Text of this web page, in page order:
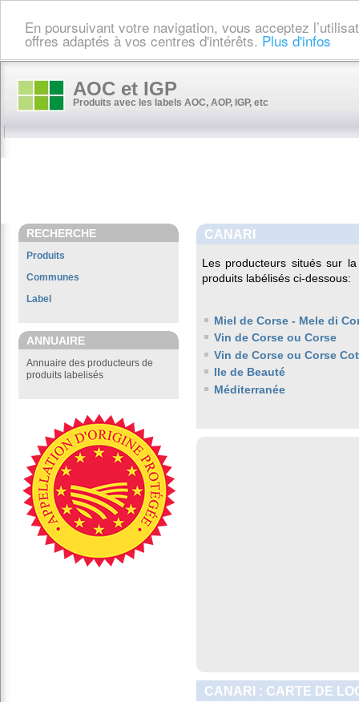
En poursuivant votre navigation, vous acceptez
offres adaptés à vos centres d'intérêts. Plus d'infos
AOC et IGP
Produits avec les labels AOC, AOP, IGP, etc
RECHERCHE
Produits
Communes
Label
ANNUAIRE
Annuaire des producteurs de
produits labelisés
CANARI
Les producteurs situés sur
produits labélisés ci-dessous:
Miel de Corse - Mele di
Vin de Corse ou Corse
Vin de Corse ou Corse
Ile de Beauté
Méditerranée
CANARI : CARTE DE